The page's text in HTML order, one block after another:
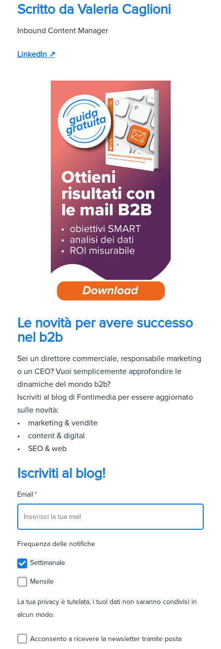
Scritto da Valeria Caglioni
Inbound Content Manager
LinkedIn ↗
Le novità per avere successo
nel b2b
Sei un direttore commerciale, responsabile marketing
o un CEO? Vuoi semplicemente approfondire le
dinamiche del mondo b2b?
Iscriviti al blog di Fontimedia per essere aggiornato
sulle novità:
• marketing & vendite
• content & digital
• SEO & web
Iscriviti al blog!
Email *
Frequenza delle notifiche
Settimanale
Mensile
La tua privacy è tutelata, i tuoi dati non saranno condivisi in
alcun modo.
Acconsento a ricevere la newsletter tramite posta